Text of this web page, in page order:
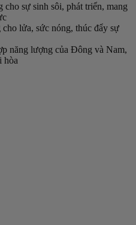
cho sự sinh sôi, phát triển, mang
lửa, sức nóng, thúc đẩy sự
năng lượng của Đông và Nam,
hòa